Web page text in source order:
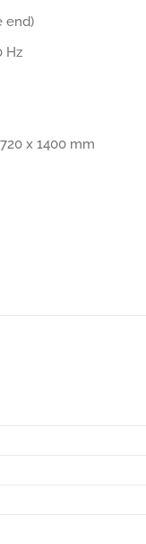
end)
Hz
x 1400 mm